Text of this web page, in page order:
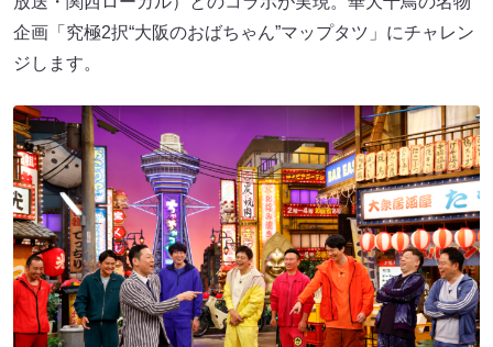
企画「究極2択“大阪のおばちゃん”マップタツ」にチャレン
ジします。